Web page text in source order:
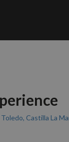
Castilla La